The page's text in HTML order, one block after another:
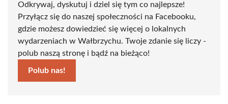
Odkrywaj, dyskutuj i dziel się tym co najlepsze!
Przyłącz się do naszej społeczności na Facebooku,
gdzie możesz dowiedzieć się więcej o lokalnych
wydarzeniach w Wałbrzychu. Twoje zdanie się liczy -
polub naszą stronę i bądź na bieżąco!
Polub nas!